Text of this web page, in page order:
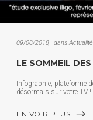
09/08/2018 dans
LE SOMMEIL
Infographie, plateforme
désormais sur votre TV !
EN VOIR PLUS